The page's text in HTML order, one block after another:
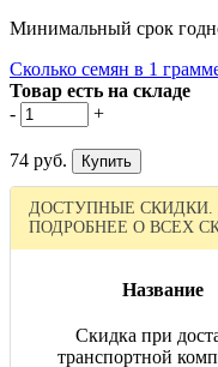
Минимальный срок
Сколько семян в 1
Товар есть на складе
-
+
74 руб.
ДОСТУПНЫЕ СКИДКИ.
ПОДРОБНЕЕ О ВСЕХ
Название
Скидка при
транспортной